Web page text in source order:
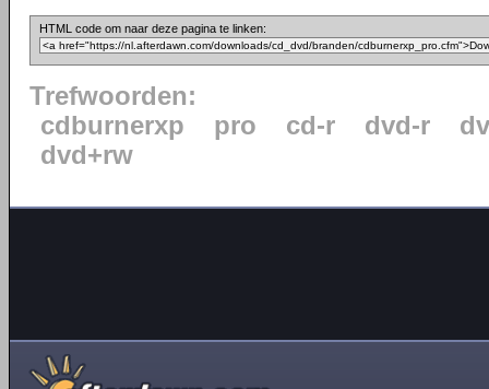
HTML code om naar deze pagina te linken:
Trefwoorden:
cdburnerxp
pro cd-r dvd-r
dvd+rw